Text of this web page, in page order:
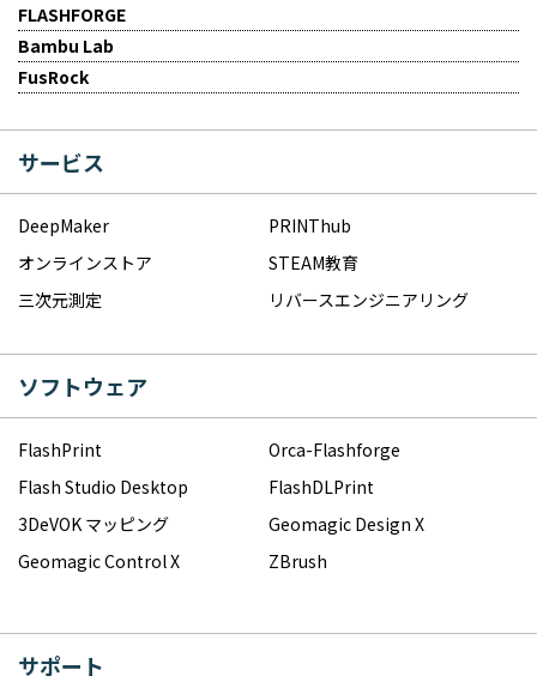
FLASHFORGE
Bambu Lab
FusRock
サービス
DeepMaker
PRINThub
オンラインストア
STEAM教育
三次元測定
リバースエンジニアリング
ソフトウェア
FlashPrint
Orca-Flashforge
Flash Studio Desktop
FlashDLPrint
3DeVOK マッピング
Geomagic Design X
Geomagic Control X
ZBrush
サポート